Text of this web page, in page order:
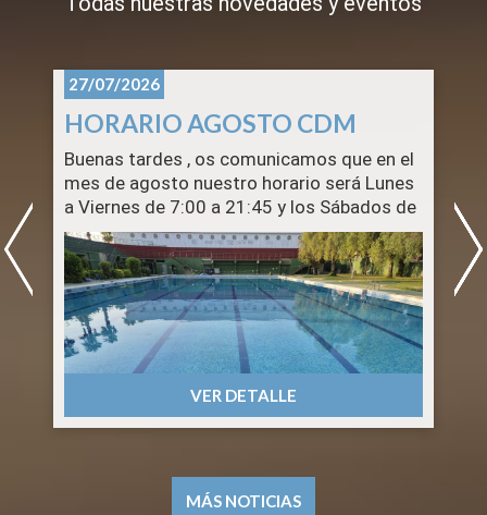
27/07/2026
HORARIO AGOSTO CDM
Buenas tardes , os comunicamos que en el
mes de agosto nuestro horario será Lunes
a Viernes de 7:00 a 21:45 y los Sábados de
8:00 a 14:00. Los domingos permanecerá
cerrado el Centro .
Ademàs tened en cuenta que el 15 de
agosto es festivo nacional, La Asunción de
la Vigen, y el Centro permanecerá cerrado .
Por el contrario la Piscina de Verano al ser
una instalación de temporada abrirá todos
durante el mes de agosto.
VER DETALLE
MÁS NOTICIAS